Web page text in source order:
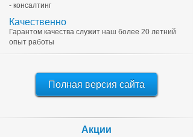
- консалтинг
Качественно
Гарантом качества служит наш более 20 летний
опыт работы
Полная версия сайта
Акции